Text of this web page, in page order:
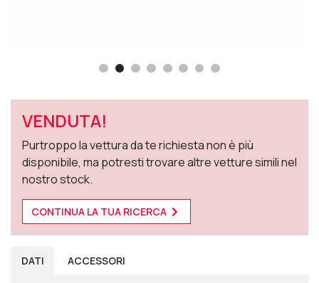
VENDUTA!
Purtroppo la vettura da te richiesta non è più
disponibile, ma potresti trovare altre vetture simili nel
nostro stock.
CONTINUA LA TUA RICERCA
DATI ACCESSORI